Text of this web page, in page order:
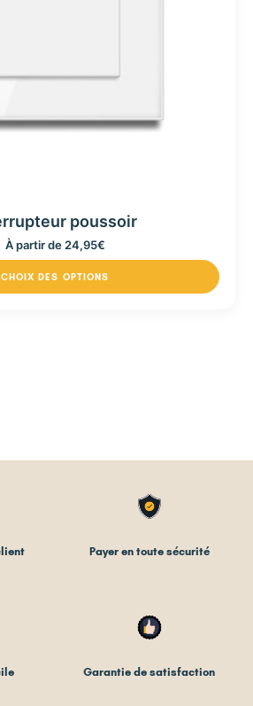
poussoir
À partir de 24,95€
CHOIX DES OPTIONS
Payer en toute sécurité
Garantie de satisfaction